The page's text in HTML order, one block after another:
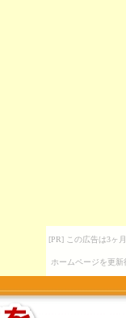
[PR] この広告は3ヶ
ホームページを更